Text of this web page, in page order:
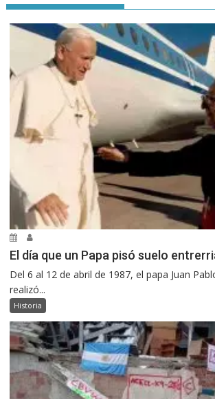
El día que un Papa pisó suelo
Del 6 al 12 de abril de 1987, el papa Juan
realizó...
Historia